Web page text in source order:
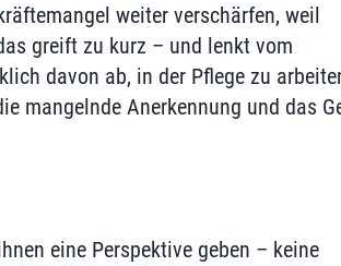
weiter verschärfen, weil
greift zu kurz – und lenkt vom
davon ab, in der Pflege zu
mangelnde Anerkennung und das
eine Perspektive geben – keine